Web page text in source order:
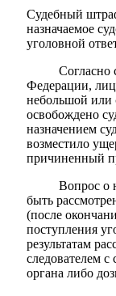
Судебный
назначаемое
уголовной
Согласно ст.
Федерации,
небольшой или
освобождено
назначением
возместило
причиненный
Вопрос о
быть
(после
поступления
результатам
следователем с
органа либо